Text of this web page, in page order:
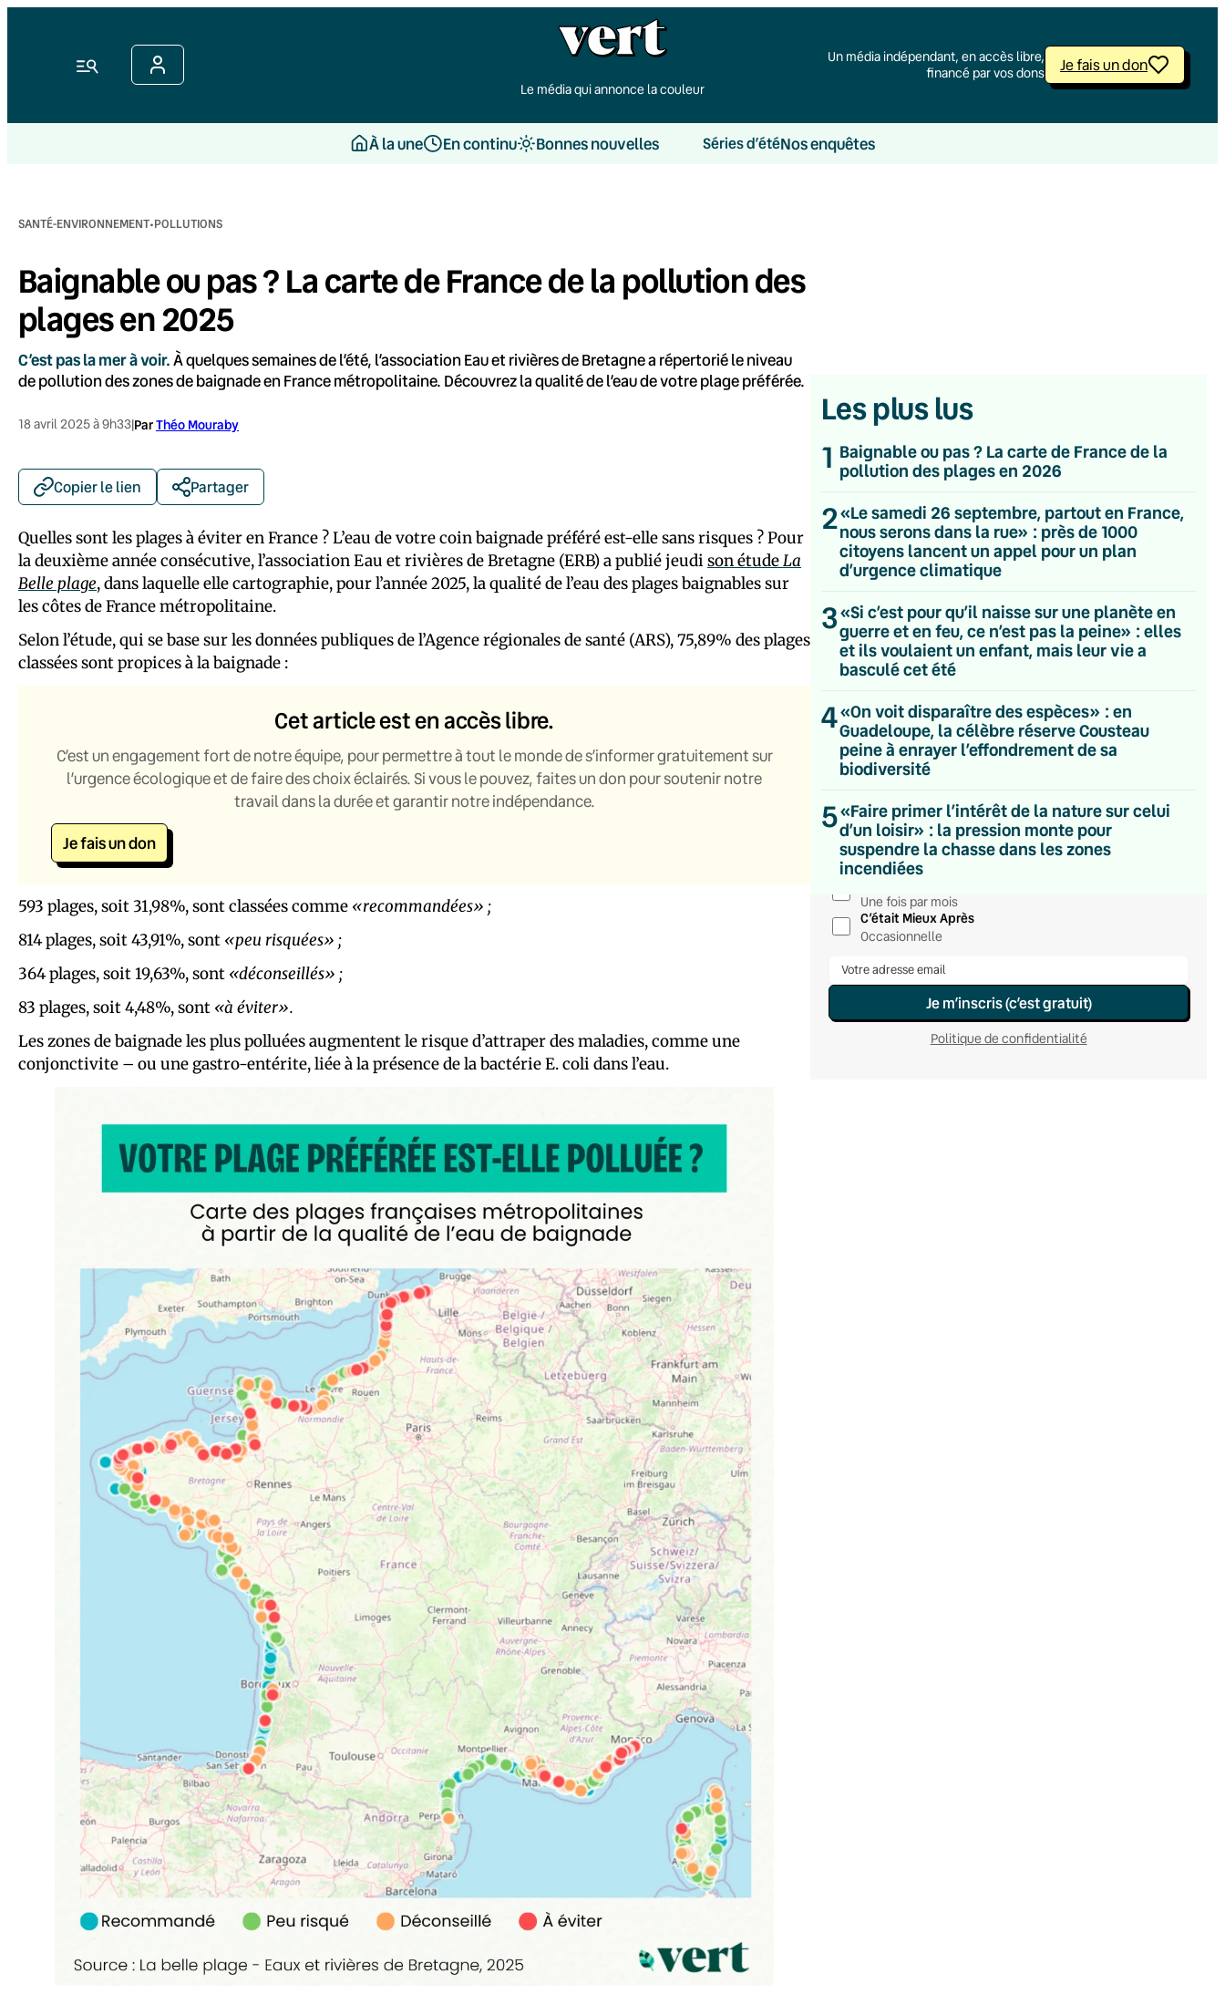
Menu
Le média qui annonce la couleur
Un média indépendant, en accès libre,
financé par vos dons
Je fais un don
À la une En continu Bonnes nouvelles Séries d’étéNos enquêtes
SANTÉ-ENVIRONNEMENT·POLLUTIONS
Baignable ou pas ? La carte de France de la pollution des
plages en 2025
C’est pas la mer à voir.À quelques semaines de l’été, l’association Eau et rivières de Bretagne a répertorié le niveau
de pollution des zones de baignade en France métropolitaine. Découvrez la qualité de l’eau de votre plage préférée.
18 avril 2025 à 9h33|ParThéo Mouraby
Copier le lien Partager
Quelles sont les plages à éviter en France ? L’eau de votre coin baignade préféré est-elle sans risques ? Pour
la deuxième année consécutive, l’association Eau et rivières de Bretagne (ERB) a publié jeudi son étudeLa
Belle plage, dans laquelle elle cartographie, pour l’année 2025, la qualité de l’eau des plages baignables sur
les côtes de France métropolitaine.
Selon l’étude, qui se base sur les données publiques de l’Agence régionales de santé (ARS), 75,89% des plages
classées sont propices à la baignade :
Cet article est en accès libre.
C’est un engagement fort de notre équipe, pour permettre à tout le monde de s’informer gratuitement sur
l’urgence écologique et de faire des choix éclairés. Si vous le pouvez, faites un don pour soutenir notre
travail dans la durée et garantir notre indépendance.
Je fais un don
593 plages, soit 31,98%, sont classées comme «recommandées» ;
814 plages, soit 43,91%, sont «peu risquées» ;
364 plages, soit 19,63%, sont «déconseillés» ;
83 plages, soit 4,48%, sont «à éviter».
Les zones de baignade les plus polluées augmentent le risque d’attraper des maladies, comme une
conjonctivite – ou une gastro-entérite, liée à la présence de la bactérie E. coli dans l’eau.
Les plus lus
1 Baignable ou pas ? La carte de France de la
pollution des plages en 2026
2«Le samedi 26 septembre, partout en France,
nous serons dans la rue» : près de 1000
citoyens lancent un appel pour un plan
d’urgence climatique
3«Si c’est pour qu’il naisse sur une planète en
guerre et en feu, ce n’est pas la peine» : elles
et ils voulaient un enfant, mais leur vie a
basculé cet été
4«On voit disparaître des espèces» : en
Guadeloupe, la célèbre réserve Cousteau
peine à enrayer l’effondrement de sa
biodiversité
5«Faire primer l’intérêt de la nature sur celui
d’un loisir» : la pression monte pour
suspendre la chasse dans les zones
incendiées
💌 Inscrivez-vous à nos newsletters
Quotidienne
Du lundi au vendredi
Hebdomadaire
Le samedi
Une fois par mois
C’était Mieux Après
Occasionnelle
Je m’inscris (c’est gratuit)
Politique de confidentialité